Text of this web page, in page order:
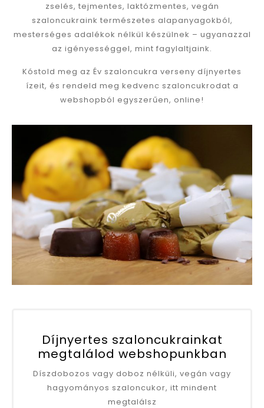
zselés, tejmentes, laktózmentes, vegán
szaloncukraink természetes alapanyagokból,
mesterséges adalékok nélkül készülnek – ugyanazzal
az igényességgel, mint fagylaltjaink.
Kóstold meg az Év szaloncukra verseny díjnyertes
ízeit, és rendeld meg kedvenc szaloncukrodat a
webshopból egyszerűen, online!
Díjnyertes szaloncukrainkat
megtalálod webshopunkban
Díszdobozos vagy doboz nélküli, vegán vagy
hagyományos szaloncukor, itt mindent
megtalálsz